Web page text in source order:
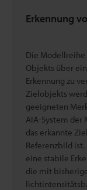
Erkennung
Die Modellreihe
Objekts über
Erkennung zu
Zielobjekts
geeigneten
AIA-System
das erkannte
Referenzbild
eine stabile
die mit